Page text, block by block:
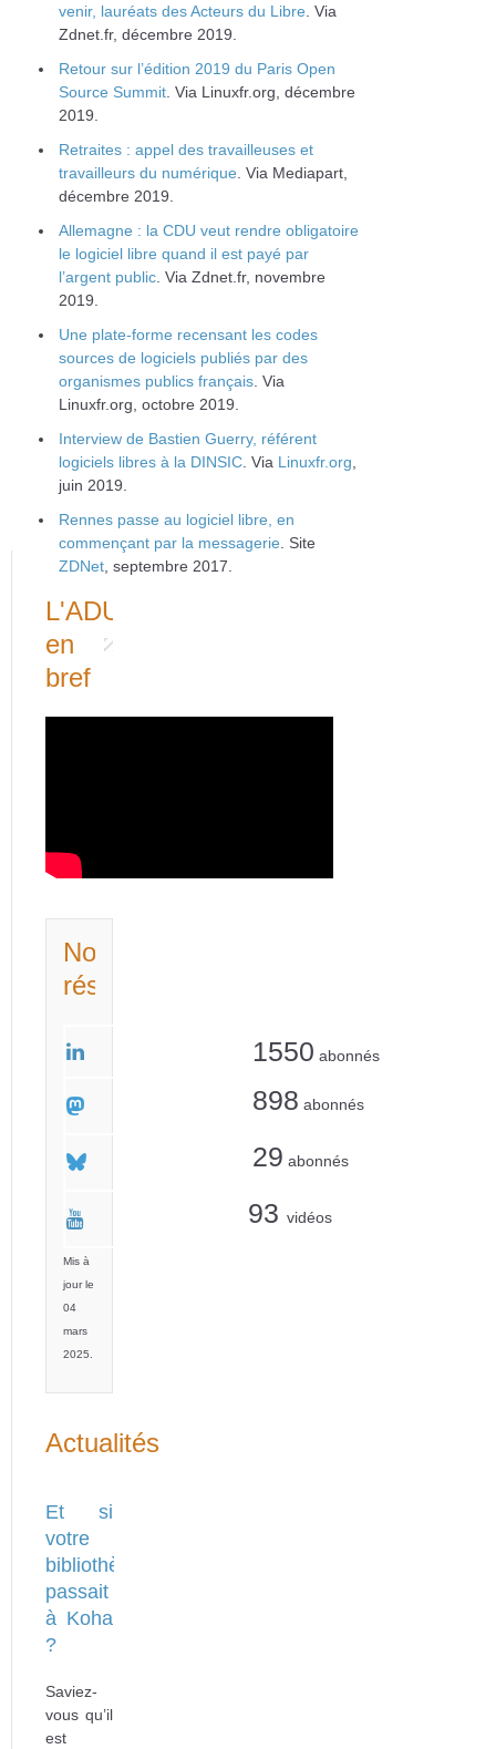
venir, lauréats des Acteurs du Libre . Via
Zdnet.fr, décembre 2019.
Retour sur l’édition 2019 du Paris Open
Source Summit . Via Linuxfr.org, décembre
2019.
Retraites : appel des travailleuses et
travailleurs du numérique . Via Mediapart,
décembre 2019.
Allemagne : la CDU veut rendre obligatoire
le logiciel libre quand il est payé par
l’argent public . Via Zdnet.fr, novembre
2019.
Une plate‐forme recensant les codes
sources de logiciels publiés par des
organismes publics français . Via
Linuxfr.org, octobre 2019.
Interview de Bastien Guerry, référent
logiciels libres à la DINSIC . Via Linuxfr.org
juin 2019.
Rennes passe au logiciel libre, en
commençant par la messagerie . Site
ZDNet , septembre 2017.
L'ADULLACT
en
bref
Nos
réseaux
1550 abonnés
898 abonnés
29 abonnés
93 vidéos
Mis à
jour le
04
mars
2025.
Actualités
Et si
votre
bibliothèque
passait
à Koha
?
Saviez-
vous qu’il
est